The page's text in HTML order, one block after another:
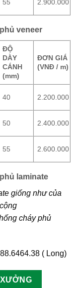
55 2.900.000
veneer
ĐỘ
DÀY
CÁNH
(mm)
ĐƠN GIÁ
(VNĐ / m)
40 2.200.000
50 2.400.000
55 2.600.000
laminate
giống như của
cháy phủ
( Long)